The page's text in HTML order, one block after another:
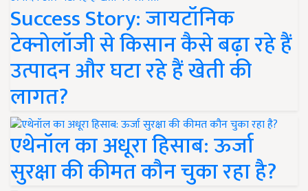
Success Story: जायटॉनिक
टेक्नोलॉजी से किसान कैसे बढ़ा रहे हैं
उत्पादन और घटा रहे हैं खेती की
लागत?
एथेनॉल का अधूरा हिसाब: ऊर्जा
सुरक्षा की कीमत कौन चुका रहा है?